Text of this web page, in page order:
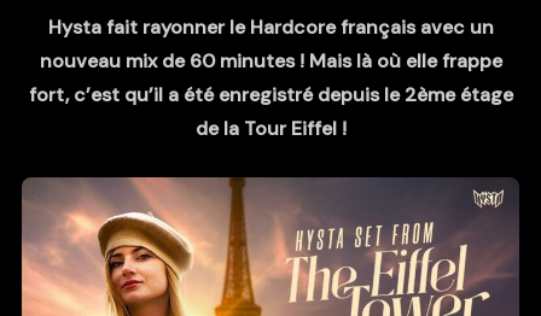
Hystafait rayonner le Hardcore français avec un
nouveau mix de 60 minutes ! Mais là où elle frappe
fort, c’est qu’il a été enregistré depuis le 2ème étage
de la Tour Eiffel !